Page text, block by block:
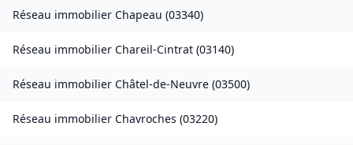
Réseau immobilier Chapeau (03340)
Réseau immobilier Chareil-Cintrat (03140)
Réseau immobilier Châtel-de-Neuvre (03500)
Réseau immobilier Chavroches (03220)